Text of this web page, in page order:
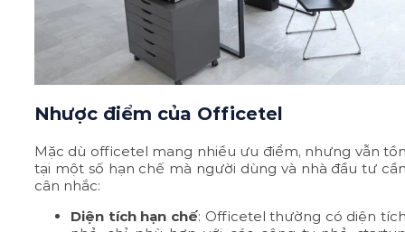
Nhược điểm của Officetel
Mặc dù officetel mang nhiều ưu điểm, nhưng vẫn
tại một số hạn chế mà người dùng và nhà đầu tư
cân nhắc:
Diện tích hạn chế: Officetel thường có diện